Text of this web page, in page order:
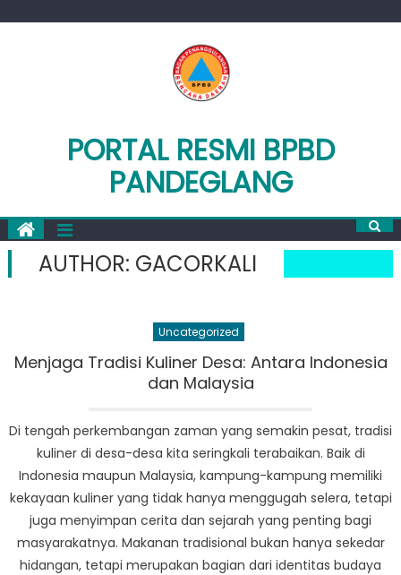
PORTAL RESMI BPBD
PANDEGLANG
AUTHOR: GACORKALI
Uncategorized
Menjaga Tradisi Kuliner Desa: Antara Indonesia
dan Malaysia
Di tengah perkembangan zaman yang semakin pesat, tradisi
kuliner di desa-desa kita seringkali terabaikan. Baik di
Indonesia maupun Malaysia, kampung-kampung memiliki
kekayaan kuliner yang tidak hanya menggugah selera, tetapi
juga menyimpan cerita dan sejarah yang penting bagi
masyarakatnya. Makanan tradisional bukan hanya sekedar
hidangan, tetapi merupakan bagian dari identitas budaya